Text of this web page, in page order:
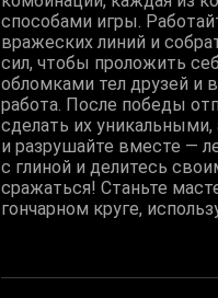
способами игры.
вражеских линий и
сил, чтобы проложить
обломками тел друзей и
работа. После победы
сделать их
и разрушайте вместе —
с глиной и делитесь
сражаться! Станьте
гончарном круге,